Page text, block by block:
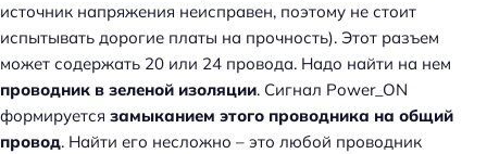
источник напряжения неисправен, поэтому не стоит
испытывать дорогие платы на прочность). Этот разъем
может содержать 20 или 24 провода. Надо найти на нем
проводник в зеленой изоляции. Сигнал Power_ON
формируется замыканием этого проводника на общий
провод. Найти его несложно – это любой проводник